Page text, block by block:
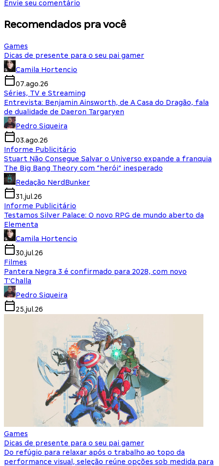
Envie seu comentário
Recomendados pra você
Games
Dicas de presente para o seu pai gamer
Camila Hortencio
07.ago.26
Séries, TV e Streaming
Entrevista: Benjamin Ainsworth, de A Casa do Dragão, fala
de dualidade de Daeron Targaryen
Pedro Siqueira
03.ago.26
Informe Publicitário
Stuart Não Consegue Salvar o Universo expande a franquia
The Big Bang Theory com “herói” inesperado
Redação NerdBunker
31.jul.26
Informe Publicitário
Testamos Silver Palace: O novo RPG de mundo aberto da
Elementa
Camila Hortencio
30.jul.26
Filmes
Pantera Negra 3 é confirmado para 2028, com novo
T'Challa
Pedro Siqueira
25.jul.26
Games
Dicas de presente para o seu pai gamer
Do refúgio para relaxar após o trabalho ao topo da
performance visual, seleção reúne opções sob medida para